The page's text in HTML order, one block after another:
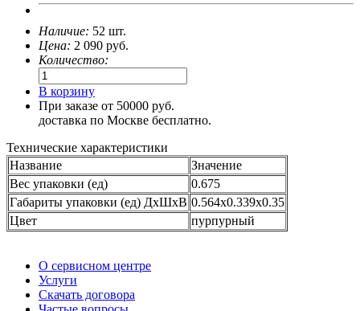
Наличие: 52 шт.
Цена: 2 090 руб.
Количество:
В корзину
При заказе от 50000 руб.
доставка по Москве бесплатно.
Технические характеристики
Название
Значение
Вес упаковки (ед)
0.675
Габариты упаковки (ед) ДхШхВ 0.564x0.339x0.35
Цвет
пурпурный
О сервисном центре
Услуги
Скачать договора